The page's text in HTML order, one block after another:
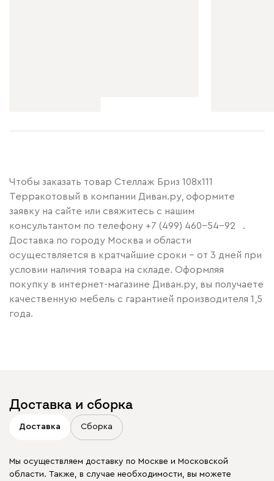
Чтобы заказать товар Стеллаж Бриз 108x111
Терракотовый в компании Диван.ру, оформите
заявку на сайте или свяжитесь с нашим
консультантом по телефону +7 (499) 460-54-92
.
Доставка по городу Москва и области
осуществляется в кратчайшие сроки – от 3 дней при
условии наличия товара на складе. Оформляя
покупку в интернет-магазине Диван.ру, вы получаете
качественную мебель с гарантией производителя 1,5
года.
Доставка и сборка
Доставка Сборка
Мы осуществляем доставку по Москве и Московской
области. Также, в случае необходимости, вы можете